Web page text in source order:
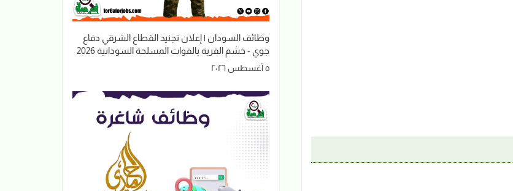
وظائف السودان | إعلان تجنيد القطاع الشرقي دفاع
جوي - خشم القربة بالقوات المسلحة السودانية 2026
٥ أغسطس ٢٠٢٦